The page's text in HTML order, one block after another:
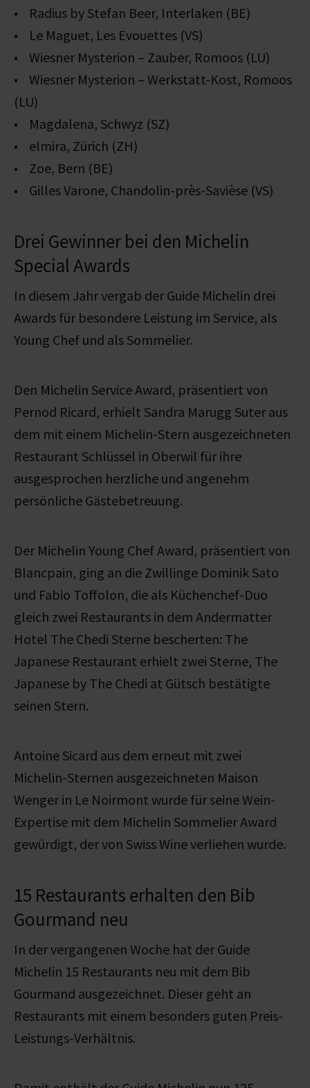
• Radius by Stefan Beer, Interlaken (BE)
• Le Maguet, Les Evouettes (VS)
• Wiesner Mysterion – Zauber, Romoos (LU)
• Wiesner Mysterion – Werkstatt-Kost, Romoos
(LU)
• Magdalena, Schwyz (SZ)
• elmira, Zürich (ZH)
• Zoe, Bern (BE)
• Gilles Varone, Chandolin-près-Savièse (VS)
Drei Gewinner bei den Michelin
Special Awards
In diesem Jahr vergab der Guide Michelin drei
Awards für besondere Leistung im Service, als
Young Chef und als Sommelier.
Den Michelin Service Award, präsentiert von
Pernod Ricard, erhielt Sandra Marugg Suter aus
dem mit einem Michelin-Stern ausgezeichneten
Restaurant Schlüssel in Oberwil für ihre
ausgesprochen herzliche und angenehm
persönliche Gästebetreuung.
Der Michelin Young Chef Award, präsentiert von
Blancpain, ging an die Zwillinge Dominik Sato
und Fabio Toffolon, die als Küchenchef-Duo
gleich zwei Restaurants in dem Andermatter
Hotel The Chedi Sterne bescherten: The
Japanese Restaurant erhielt zwei Sterne, The
Japanese by The Chedi at Gütsch bestätigte
seinen Stern.
Antoine Sicard aus dem erneut mit zwei
Michelin-Sternen ausgezeichneten Maison
Wenger in Le Noirmont wurde für seine Wein-
Expertise mit dem Michelin Sommelier Award
gewürdigt, der von Swiss Wine verliehen wurde.
15 Restaurants erhalten den Bib
Gourmand neu
In der vergangenen Woche hat der Guide
Michelin 15 Restaurants neu mit dem Bib
Gourmand ausgezeichnet. Dieser geht an
Restaurants mit einem besonders guten Preis-
Leistungs-Verhältnis.